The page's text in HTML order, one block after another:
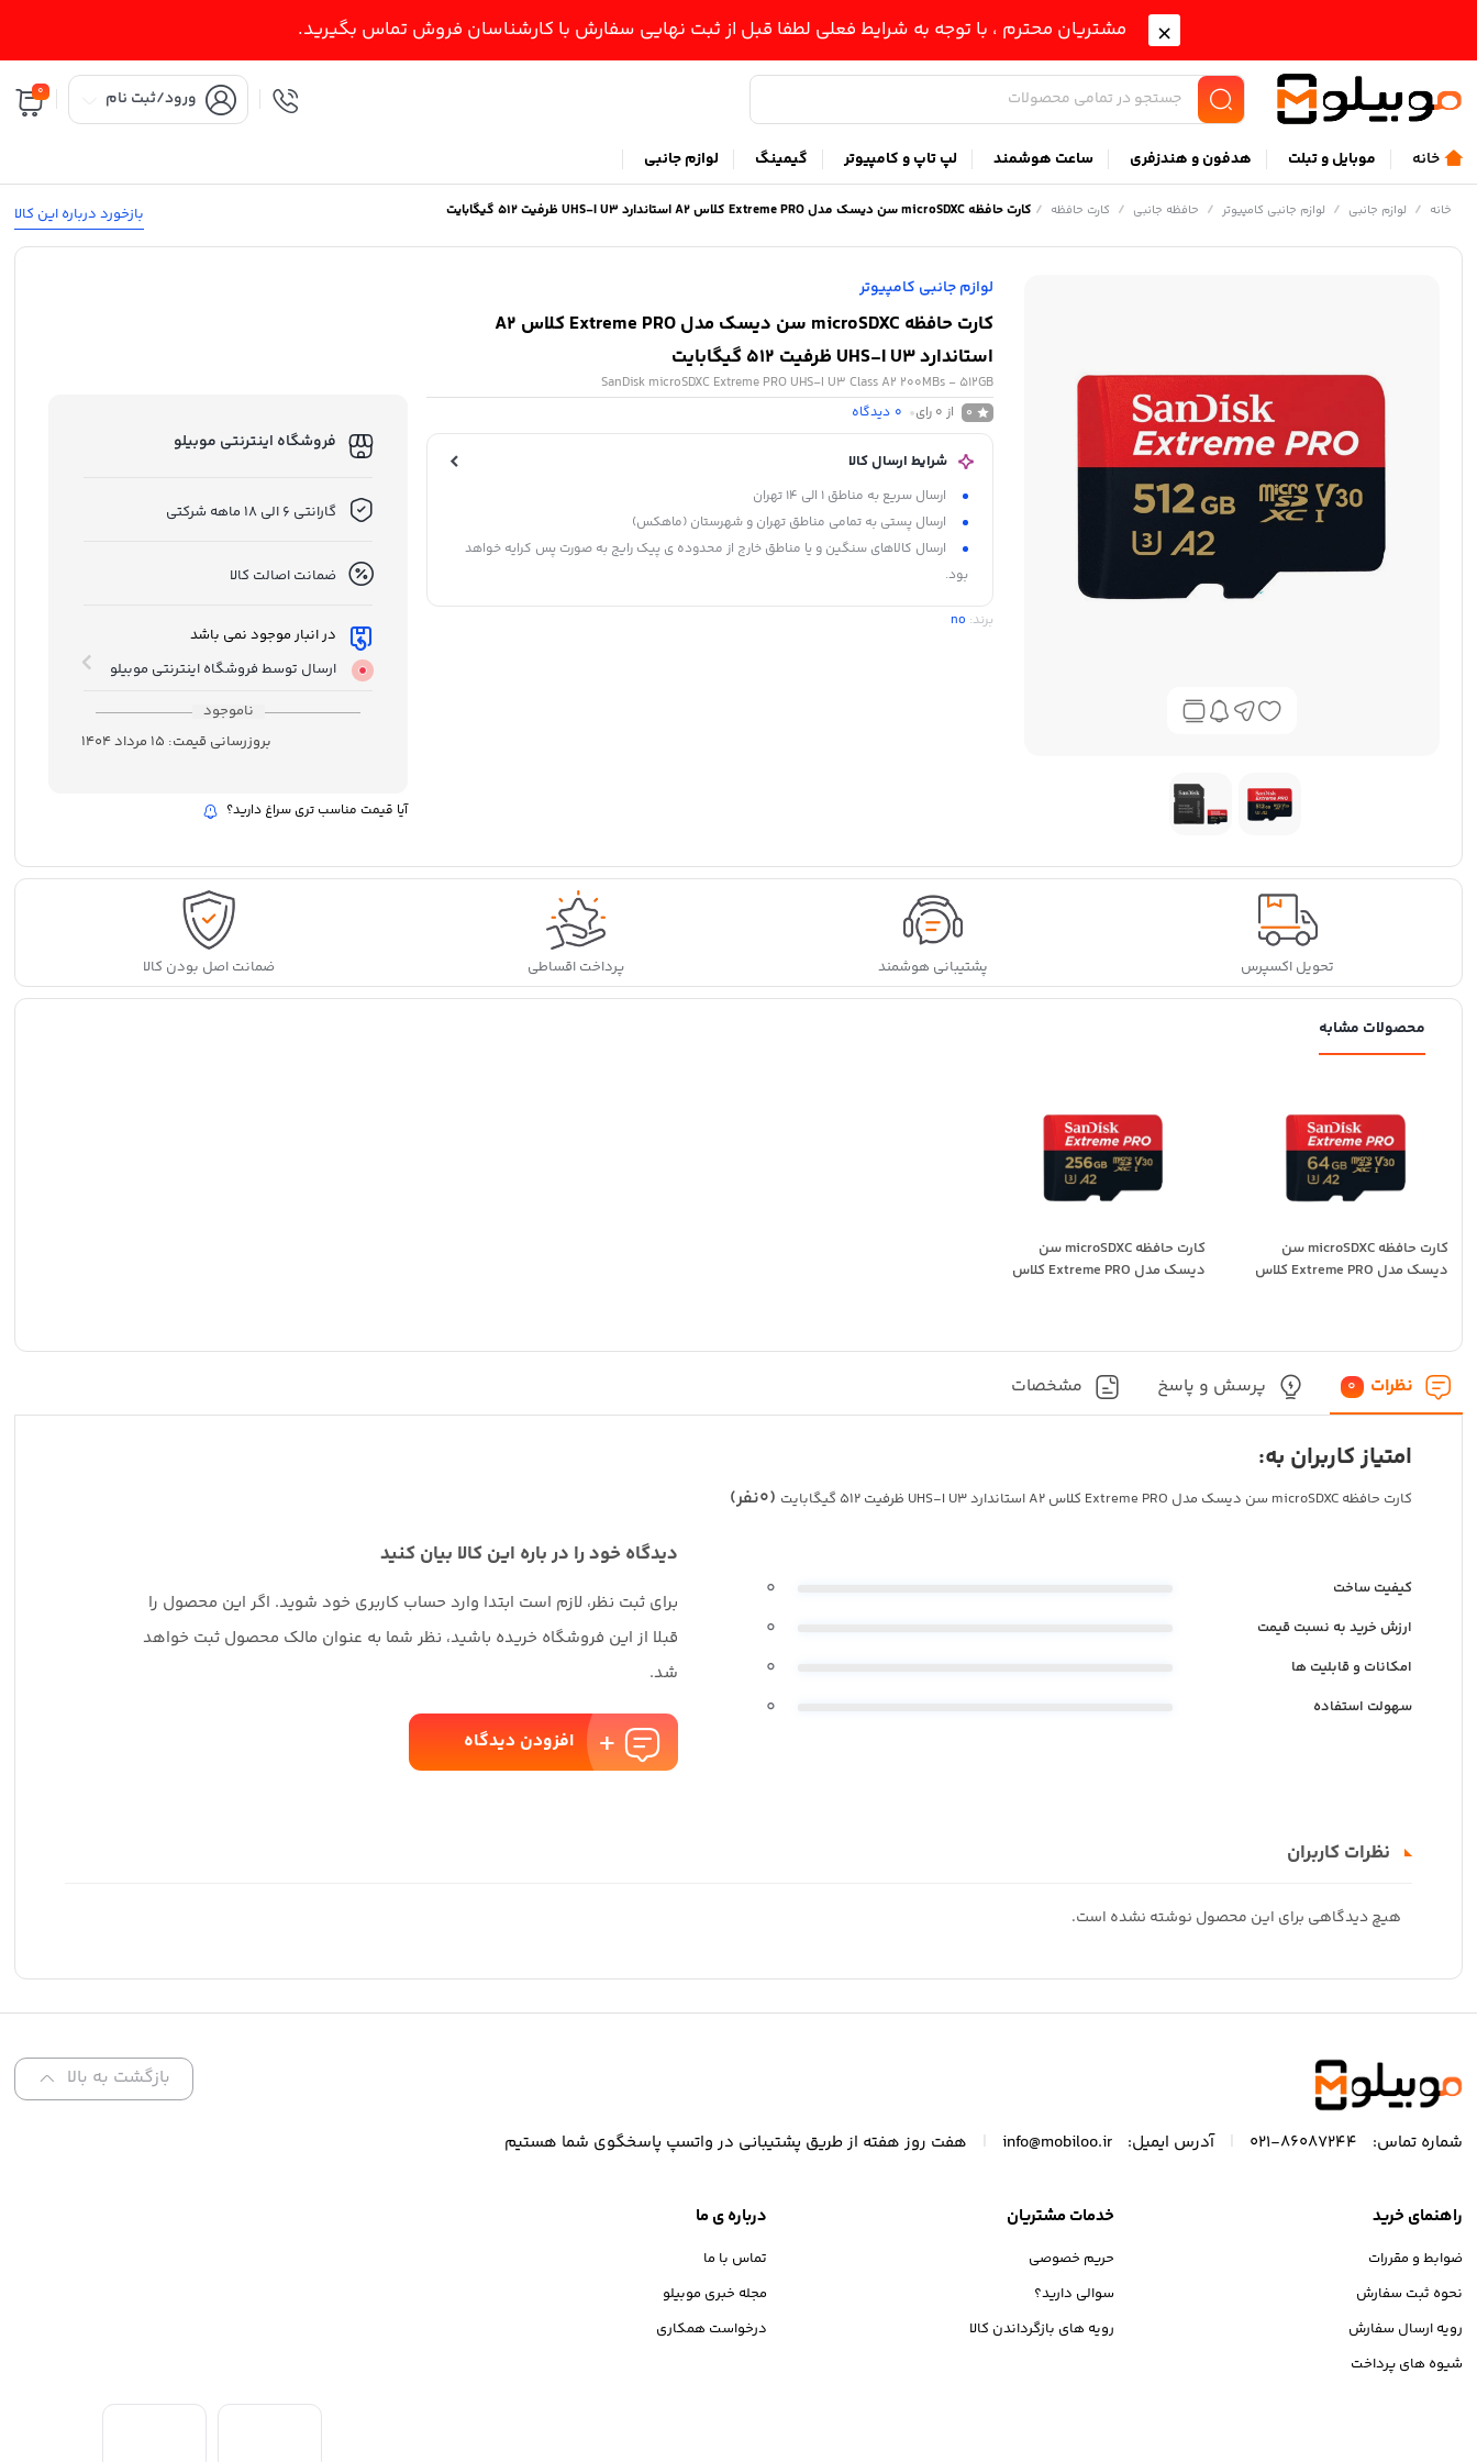
مشتریان محترم ، با توجه به شرایط فعلی لطفا قبل از ثبت نهایی سفارش با کارشناسان فروش تماس بگیرید.
ورود/ثبت نام 0
خانه موبايل و تبلت هدفون و هندزفری ساعت هوشمند لپ تاپ و کامپیوتر گیمینگ لوازم جانبی
بازخورد درباره این کالا خانه / لوازم جانبی / لوازم جانبی کامپیوتر / حافظه جانبی / کارت حافظه / کارت حافظه microSDXC سن دیسک مدل Extreme PRO کلاس A2 استاندارد UHS-I U3 ظرفیت 512 گیگابایت
لوازم جانبی کامپیوتر
کارت حافظه microSDXC سن دیسک مدل Extreme PRO کلاس A2
استاندارد UHS-I U3 ظرفیت 512 گیگابایت
SanDisk microSDXC Extreme PRO UHS-I U3 Class A2 200MBs - 512GB
0 از 0 رای 0 دیدگاه
شرایط ارسال کالا
ارسال سریع به مناطق 1 الی 14 تهران
ارسال پستی به تمامی مناطق تهران و شهرستان (ماهکس)
ارسال کالاهای سنگین و یا مناطق خارج از محدوده ی پیک رایج به صورت پس کرایه خواهد
بود.
برند: no
فروشگاه اینترنتی موبیلو
گارانتی 6 الی 18 ماهه شرکتی
ضمانت اصالت کالا
در انبار موجود نمی باشد
ارسال توسط فروشگاه اینترنتی موبیلو
ناموجود
بروزرسانی قیمت: 15 مرداد 1404
آیا قیمت مناسب تری سراغ دارید؟
تحویل اکسپرس پشتیبانی هوشمند پرداخت اقساطی ضمانت اصل بودن کالا
محصولات مشابه
کارت حافظه microSDXC سن
دیسک مدل Extreme PRO کلاس
کارت حافظه microSDXC سن
دیسک مدل Extreme PRO کلاس
نظرات 0 پرسش و پاسخ مشخصات
امتیاز کاربران به:
کارت حافظه microSDXC سن دیسک مدل Extreme PRO کلاس A2 استاندارد UHS-I U3 ظرفیت 512 گیگابایت (0نفر)
کیفیت ساخت 0
ارزش خرید به نسبت قیمت 0
امکانات و قابلیت ها 0
سهولت استفاده 0
دیدگاه خود را در باره این کالا بیان کنید
برای ثبت نظر، لازم است ابتدا وارد حساب کاربری خود شوید. اگر این محصول را
قبلا از این فروشگاه خریده باشید، نظر شما به عنوان مالک محصول ثبت خواهد
شد.
افزودن دیدگاه
نظرات کاربران
هیچ دیدگاهی برای این محصول نوشته نشده است.
بازگشت به بالا
شماره تماس: 86087244-021 آدرس ایمیل: info@mobiloo.ir هفت روز هفته از طریق پشتیبانی در واتسپ پاسخگوی شما هستیم
راهنمای خرید
ضوابط و مقررات
نحوه ثبت سفارش
رویه ارسال سفارش
شیوه های پرداخت
خدمات مشتریان
حریم خصوصی
سوالی دارید؟
رویه های بازگرداندن کالا
درباره ی ما
تماس با ما
مجله خبری موبیلو
درخواست همکاری